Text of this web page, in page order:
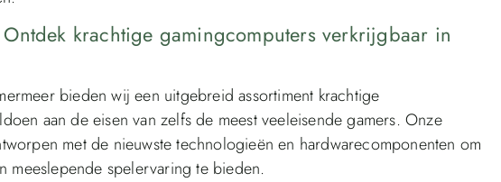
krachtige gamingcomputers verkrijgbaar in
bieden wij een uitgebreid assortiment krachtige
aan de eisen van zelfs de meest veeleisende gamers. Onze
met de nieuwste technologieën en hardwarecomponenten om
meeslepende spelervaring te bieden.